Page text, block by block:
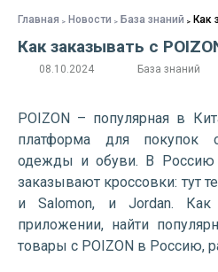
Главная Новости База знаний Как
Как заказывать с
08.10.2024 База знаний
POIZON – популярная в
платформа для покупок
одежды и обуви. В Россию
заказывают кроссовки: тут
и Salomon, и Jordan. Как
приложении, найти
товары с POIZON в Россию,